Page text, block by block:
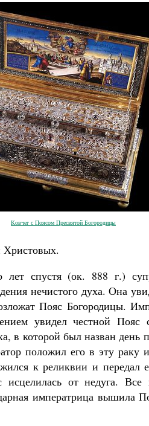
Ковчег с Поясом Пресвятой Богородицы
Христовых.
лет спустя (ок. 888 г.)
нечистого духа. Она
Пояс Богородицы.
увидел честной
в которой был назван день
положил его в эту раку
к реликвии и передал
исцелилась от недуга.
императрица вышила
Разлуки не будет
Фредерика де Грааф